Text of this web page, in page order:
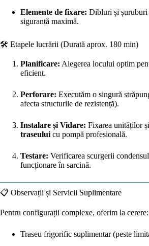
Elemente de fixare: Dibluri și șuruburi
siguranță maximă.
🛠️ Etapele lucrării (Durată aprox. 180 min)
Planificare: Alegerea locului optim
eficient.
Perforare: Executăm o singură
afecta structurile de rezistență).
Instalare și Vidare: Fixarea unităților și
traseuluicu pompă profesională.
Testare: Verificarea scurgerii
funcționare în sarcină.
📋 Observații și Servicii Suplimentare
Pentru configurații complexe, oferim la cerere:
Traseu frigorific suplimentar (peste